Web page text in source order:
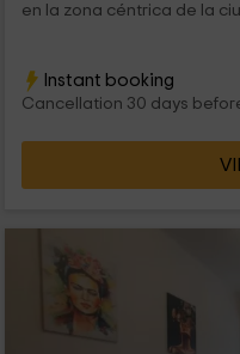
en la zona céntrica de la
Instant booking
Cancellation 30 days